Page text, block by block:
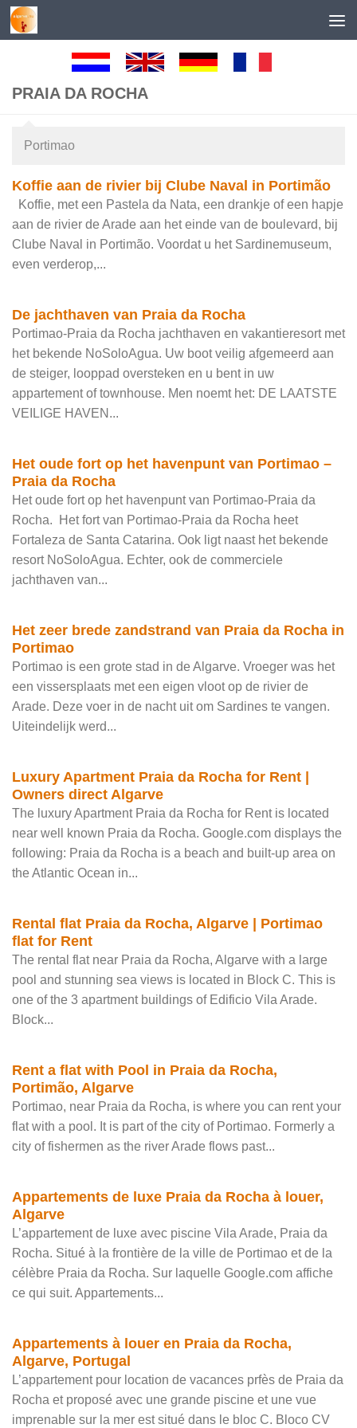
Skip to content
PRAIA DA ROCHA
Portimao
Koffie aan de rivier bij Clube Naval in Portimão
Koffie, met een Pastela da Nata, een drankje of een hapje
aan de rivier de Arade aan het einde van de boulevard, bij
Clube Naval in Portimão. Voordat u het Sardinemuseum,
even verderop,...
De jachthaven van Praia da Rocha
Portimao-Praia da Rocha jachthaven en vakantieresort met
het bekende NoSoloAgua. Uw boot veilig afgemeerd aan
de steiger, looppad oversteken en u bent in uw
appartement of townhouse. Men noemt het: DE LAATSTE
VEILIGE HAVEN...
Het oude fort op het havenpunt van Portimao –
Praia da Rocha
Het oude fort op het havenpunt van Portimao-Praia da
Rocha. Het fort van Portimao-Praia da Rocha heet
Fortaleza de Santa Catarina. Ook ligt naast het bekende
resort NoSoloAgua. Echter, ook de commerciele
jachthaven van...
Het zeer brede zandstrand van Praia da Rocha in
Portimao
Portimao is een grote stad in de Algarve. Vroeger was het
een vissersplaats met een eigen vloot op de rivier de
Arade. Deze voer in de nacht uit om Sardines te vangen.
Uiteindelijk werd...
Luxury Apartment Praia da Rocha for Rent |
Owners direct Algarve
The luxury Apartment Praia da Rocha for Rent is located
near well known Praia da Rocha. Google.com displays the
following: Praia da Rocha is a beach and built-up area on
the Atlantic Ocean in...
Rental flat Praia da Rocha, Algarve | Portimao
flat for Rent
The rental flat near Praia da Rocha, Algarve with a large
pool and stunning sea views is located in Block C. This is
one of the 3 apartment buildings of Edificio Vila Arade.
Block...
Rent a flat with Pool in Praia da Rocha,
Portimão, Algarve
Portimao, near Praia da Rocha, is where you can rent your
flat with a pool. It is part of the city of Portimao. Formerly a
city of fishermen as the river Arade flows past...
Appartements de luxe Praia da Rocha à louer,
Algarve
L’appartement de luxe avec piscine Vila Arade, Praia da
Rocha. Situé à la frontière de la ville de Portimao et de la
célèbre Praia da Rocha. Sur laquelle Google.com affiche
ce qui suit. Appartements...
Appartements à louer en Praia da Rocha,
Algarve, Portugal
L’appartement pour location de vacances prfès de Praia da
Rocha et proposé avec une grande piscine et une vue
imprenable sur la mer est situé dans le bloc C. Bloco CV